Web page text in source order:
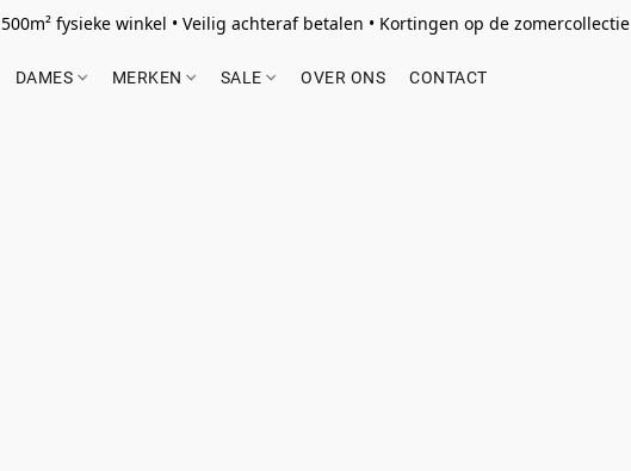
500m² fysieke winkel • Veilig achteraf betalen • Kortingen op de zomercollectie
DAMES MERKEN SALE OVER ONS CONTACT